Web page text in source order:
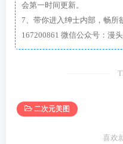
会第一时间更新。
7、带你进入绅士内部，畅所
167200861 微信公众号：
二次元美图
喜欢